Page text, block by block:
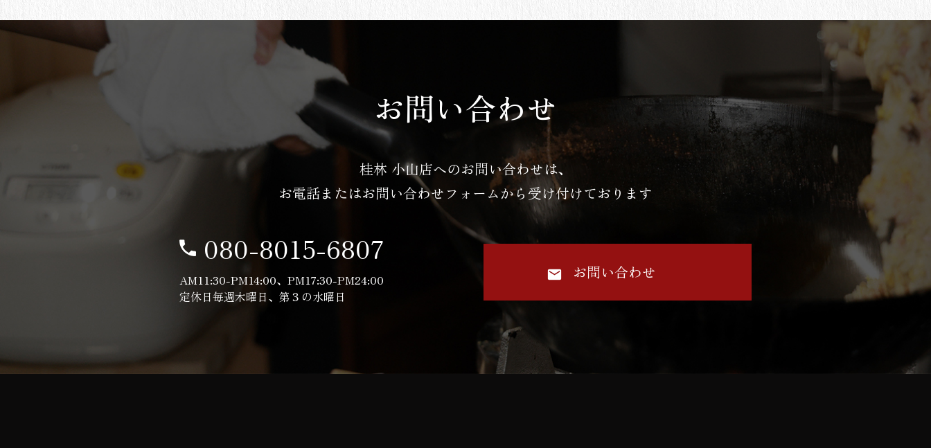
お問い合わせ
桂林 小山店へのお問い合わせは、
お電話またはお問い合わせフォームから受け付けております
080-8015-6807
AM11:30-PM14:00、PM17:30-PM24:00
定休日毎週木曜日、第３の水曜日
お問い合わせ